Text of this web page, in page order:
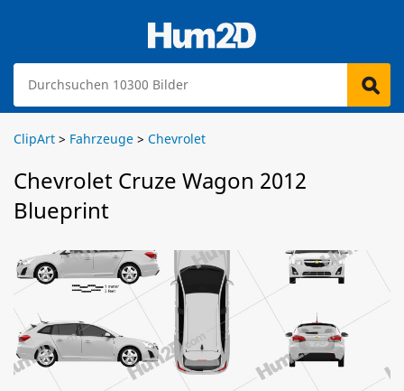
ClipArt > Fahrzeuge > Chevrolet
Chevrolet Cruze Wagon 2012
Blueprint